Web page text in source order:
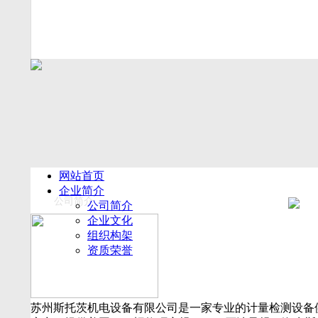
网站首页
企业简介
公司简介
企业文化
组织构架
资质荣誉
新闻动态
公司新闻
公司简介
苏州斯托茨机电设备有限公司是一家专业的计量检测设备